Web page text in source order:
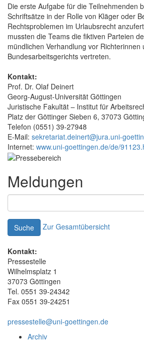
Die erste Aufgabe für die Teilnehmenden
Schriftsätze in der Rolle von Kläger oder
Rechtsproblemen im Urlaubsrecht
mussten die Teams die fiktiven Parteien
mündlichen Verhandlung vor Richterinnen
Bundesarbeitsgerichts vertreten.
Kontakt:
Prof. Dr. Olaf Deinert
Georg-August-Universität Göttingen
Juristische Fakultät – Institut für
Platz der Göttinger Sieben 6, 37073
Telefon (0551) 39-27948
E-Mail: sekretariat.deinert@jura.uni-
Internet: www.uni-goettingen.de/de/
Meldungen
Suche Zur Gesamtübersicht
Kontakt:
Pressestelle
Wilhelmsplatz 1
37073 Göttingen
Tel. 0551 39-24342
Fax 0551 39-24251
pressestelle@uni-goettingen.de
Archiv